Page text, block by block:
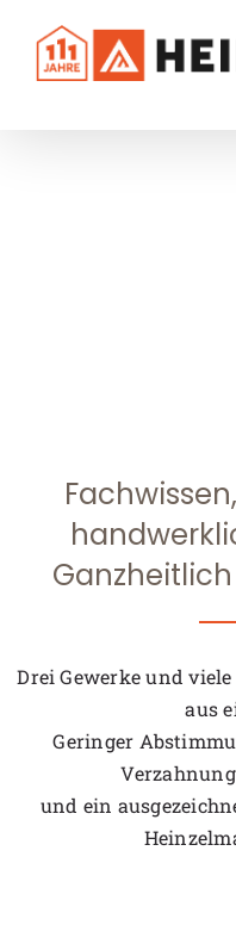
content
Drei Gewerke und
aus
Geringer
und ein